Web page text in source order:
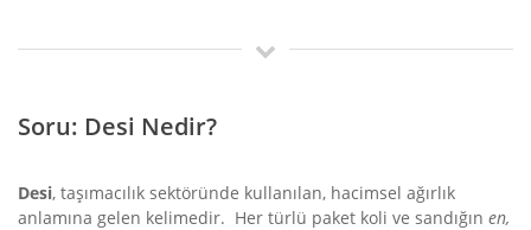
Soru: Desi Nedir?
Desi, taşımacılık sektöründe kullanılan, hacimsel ağırlık
anlamına gelen kelimedir. Her türlü paket koli ve sandığın en,